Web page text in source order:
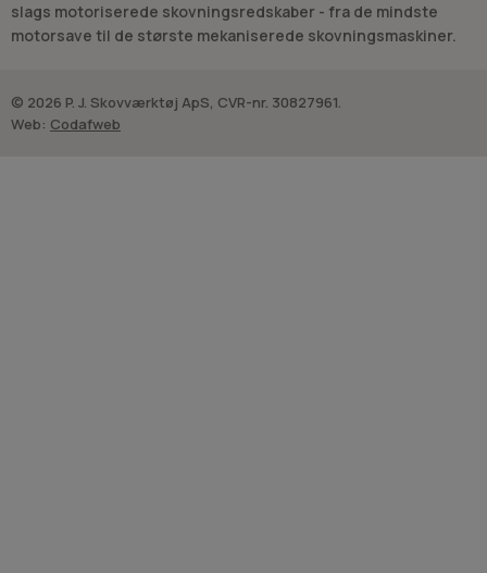
slags motoriserede skovningsredskaber - fra de mindste
motorsave til de største mekaniserede skovningsmaskiner.
© 2026 P. J. Skovværktøj ApS, CVR-nr. 30827961.
Web: Codafweb